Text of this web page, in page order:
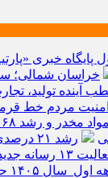
خبری
خراسان شمالی؛
آینده تولید،
رشد ۲۱
نخست سال
حوزه ثبتی جاجرم